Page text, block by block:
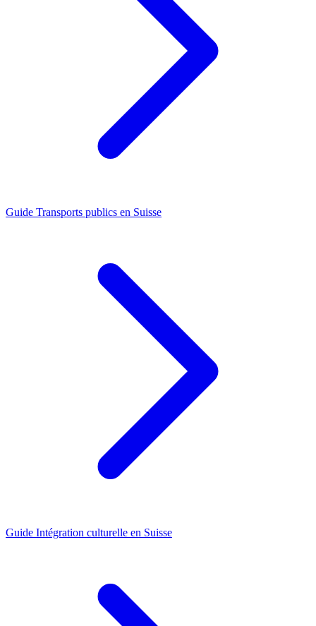
Guide Transports publics en Suisse
Guide Intégration culturelle en Suisse